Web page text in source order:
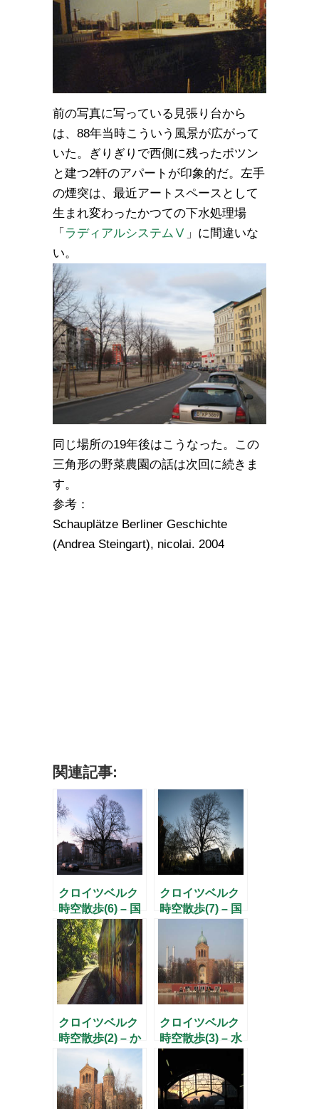
前の写真に写っている見張り台から
は、88年当時こういう風景が広がって
いた。ぎりぎりで西側に残ったポツン
と建つ2軒のアパートが印象的だ。左手
の煙突は、最近アートスペースとして
生まれ変わったかつての下水処理場
「 ラディアルシステムⅤ 」に間違いな
い。
同じ場所の19年後はこうなった。この
三角形の野菜農園の話は次回に続きま
す。
参考：
Schauplätze Berliner Geschichte
(Andrea Steingart), nicolai. 2004
関連記事:
クロイツベルク
時空散歩(6) – 国
境の三角農園
（中） –
クロイツベルク
時空散歩(7) – 国
（下） –
クロイツベルク
時空散歩(2) – か
つての壁に沿っ
て歩こう –
クロイツベルク
時空散歩(3) – 水
路とコンクリー
トの狭間で –